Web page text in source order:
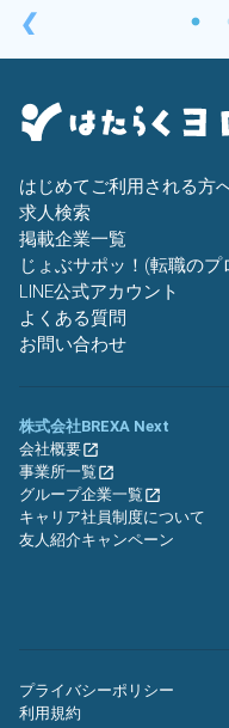
❮
はじめてご利用される方
求人検索
掲載企業一覧
じょぶサポッ！(転職のプ
LINE公式アカウント
よくある質問
お問い合わせ
株式会社BREXA Next
会社概要
事業所一覧
グループ企業一覧
キャリア社員制度について
友人紹介キャンペーン
プライバシーポリシー
利用規約